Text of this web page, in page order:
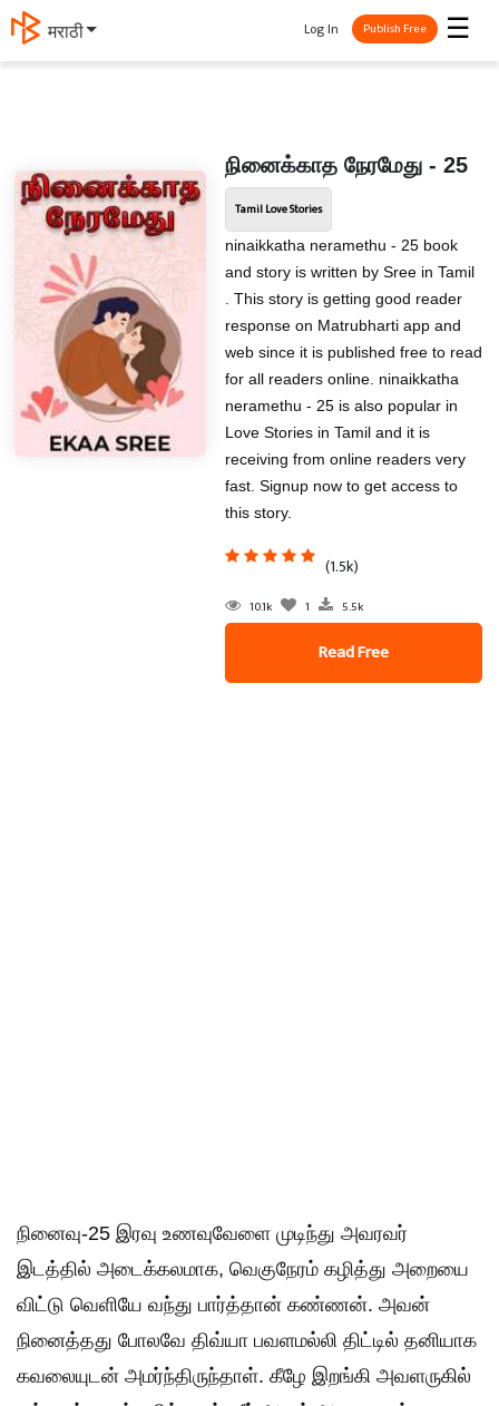
मराठी ☰
Log In Publish Free
நினைக்காத நேரமேது - 25
Tamil Love Stories
ninaikkatha neramethu - 25 book
and story is written by Sree in Tamil
. This story is getting good reader
response on Matrubharti app and
web since it is published free to read
for all readers online. ninaikkatha
neramethu - 25 is also popular in
Love Stories in Tamil and it is
receiving from online readers very
fast. Signup now to get access to
this story.
(1.5k)
10.1k 1 5.5k
Read Free
நினைவு-25 இரவு உணவுவேளை முடிந்து அவரவர்
இடத்தில் அடைக்கலமாக, வெகுநேரம் கழித்து அறையை
விட்டு வெளியே வந்து பார்த்தான் கண்ணன். அவன்
நினைத்தது போலவே திவ்யா பவளமல்லி திட்டில் தனியாக
கவலையுடன் அமர்ந்திருந்தாள். கீழே இறங்கி அவளருகில்